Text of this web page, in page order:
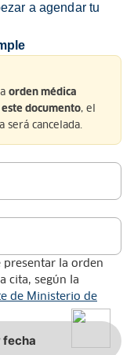
a agendar tu
orden médica
este documento, el
cancelada.
la orden
cita, según la
de Ministerio de
fecha
© Keralty 2026